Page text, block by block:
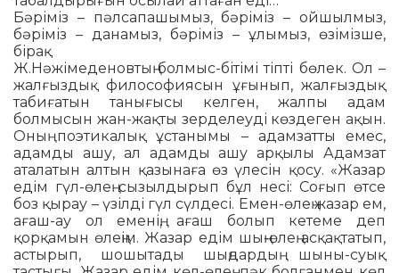
Бәріміз – пәлсапашымыз, бәріміз – ойшылмыз,
бәріміз – данамыз, бәріміз – ұлымыз, өзімізше,
бірақ
Ж.Нә­жімеденовтың болмыс-бітімі тіпті бөлек. Ол –
жалғыздық философиясын ұғынып, жалғыздық
табиғатын таны­ғысы келген, жалпы адам
болмысын жан-жақты зерделеуді көздеген ақын.
Оның поэтикалық ұстанымы – ада­м­затты емес,
адамды ашу, ал адамды ашу арқылы Адамзат
аталатын алтын қазы­наға өз үлесін қосу. «Жазар
едім гүл-өлең сызылдырып бұл несі: Соғып өтсе
боз қырау – үзілді гүл сүлдесі. Емен-өлең жазар ем,
ағаш-ау ол еменің, ағаш болып кетеме деп
қорқамын өлеңім. Жазар едім шың-өлең асқақтатып,
астырып, шошытады шыңдардың шыны-суық